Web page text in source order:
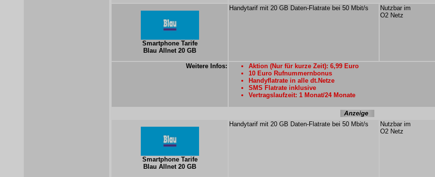
Smartphone Tarife
Blau Allnet 20 GB
Handytarif mit 20 GB Daten-Flatrate bei 50 Mbit/s
Nutzbar im
O2 Netz
Weitere Infos:
Aktion (Nur für kurze Zeit): 6,99 Euro
10 Euro Rufnummernbonus
Handyflatrate in alle dt.Netze
SMS Flatrate inklusive
Vertragslaufzeit: 1 Monat/24 Monate
Smartphone Tarife
Blau Allnet 20 GB
Handytarif mit 20 GB Daten-Flatrate bei 50 Mbit/s
Nutzbar im
O2 Netz